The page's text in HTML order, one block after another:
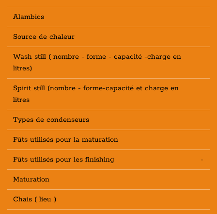
Alambics
Source de chaleur
Wash still ( nombre - forme - capacité -charge en
litres)
Spirit still (nombre - forme-capacité et charge en
litres
Types de condenseurs
Fûts utilisés pour la maturation
Fûts utilisés pour les finishing -
Maturation
Chais ( lieu )